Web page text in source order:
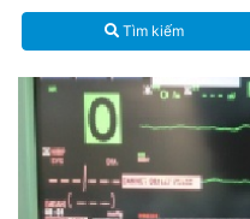
Tìm kiếm